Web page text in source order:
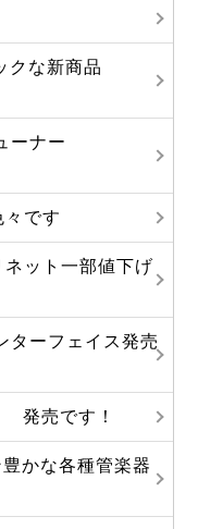
クな新商品
ーナー
々です
ット一部値下げ
ーフェイス発売
売です！
かな各種管楽器